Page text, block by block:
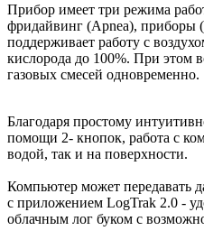
Прибор имеет три режима
фридайвинг (Apnea), приборы
поддерживает работу с
кислорода до 100%. При этом
газовых смесей одновременно.
Благодаря простому
помощи 2- кнопок, работа с
водой, так и на поверхности.
Компьютер может передавать
с приложением LogTrak 2.0 -
облачным лог буком с